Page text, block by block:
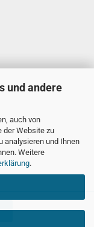
und andere
auch von
der Website zu
analysieren und Ihnen
Weitere
.